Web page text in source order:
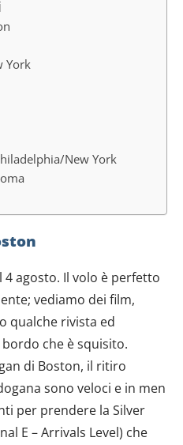
York
New York
agosto. Il volo è perfetto
vediamo dei film,
qualche rivista ed
che è squisito.
di Boston, il ritiro
sono veloci e in men
per prendere la Silver
E – Arrivals Level) che